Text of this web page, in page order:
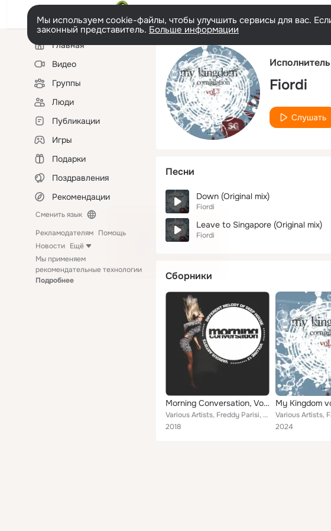
Мы используем cookie-файлы, чтобы улучшить сервисы для вас.
законный представитель. Больше информации
Левая
колонкаГлавная
Видео
Группы
Люди
Публикации
Игры
Подарки
Поздравления
Рекомендации
Сменить язык
Рекламодателям Помощь
Новости Ещё
Мы применяем
рекомендательные технологии
Подробнее
Исполнитель
Fiordi
Слушать
Песни
Down (Original mix)
Fiordi
Leave to Singapore (Original mix)
Fiordi
Сборники
Morning Conversation, Vol. 12: Different Melody Of Deep House
Various Artists, Freddy Parisi, Steven Doyle, DeepSoundExpress, George Horn, Mario Franca, MadeNi, Arnaldo Miranda, Groovebound,...
2018
My Kingdom
2024